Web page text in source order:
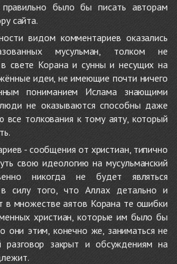
было бы писать авторам
сайта.
видом комментариев оказались
мусульман, толком не
свете Корана и сунны и несущих на
идеи, не имеющие почти ничего
пониманием Ислама знающими
не оказываются способны даже
все толкования к тому аяту, который
- сообщения от христиан, типично
свою идеологию на мусульманский
никогда не будет являться
силу того, что Аллах детально и
в множестве аятов Корана те ошибки
христиан, которые им было бы
они этим, конечно же, заниматься не
разговор закрыт и обсуждениям на